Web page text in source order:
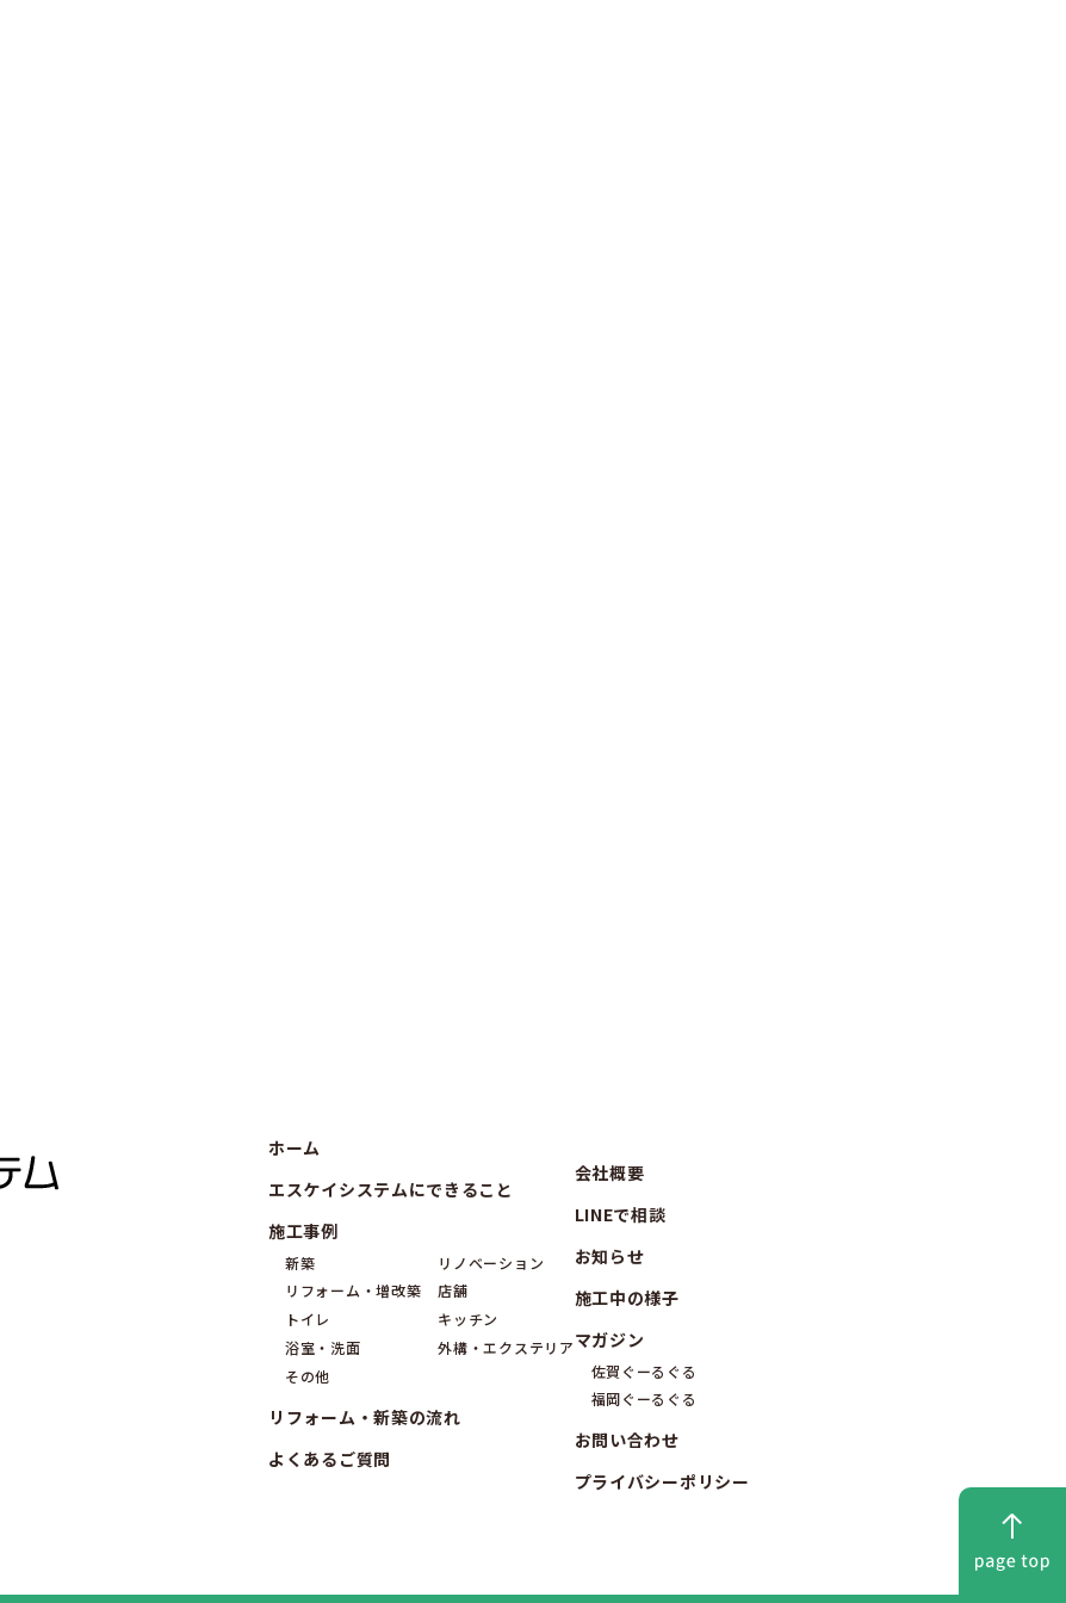
ホーム
エスケイシステムにできること
施工事例
新築
リフォーム・増改築
トイレ
浴室・洗面
その他
リノベーション
店舗
キッチン
外構・エクステリア
リフォーム・新築の流れ
よくあるご質問
会社概要
LINEで相談
お知らせ
施工中の様子
マガジン
佐賀ぐーるぐる
福岡ぐーるぐる
お問い合わせ
プライバシーポリシー